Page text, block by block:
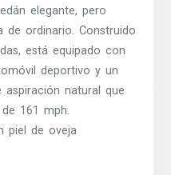
elegante, pero
de ordinario. Construido
está equipado con
deportivo y un
natural que
161 mph.
piel de oveja